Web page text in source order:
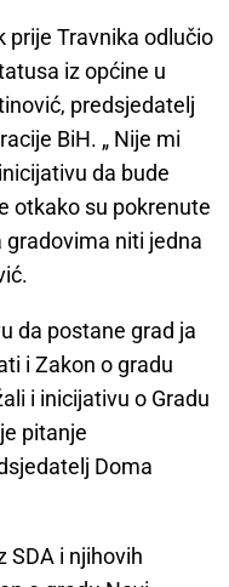
prije Travnika odlučio
iz općine u
predsjedatelj
BiH. „ Nije mi
da bude
otkako su pokrenute
niti jedna
da postane grad ja
i Zakon o gradu
i inicijativu o Gradu
pitanje
Doma
SDA i njihovih